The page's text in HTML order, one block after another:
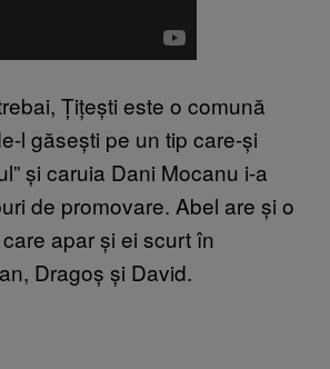
Țițești este o comună
l găsești pe un tip care-și
și caruia Dani Mocanu i-a
de promovare. Abel are și o
apar și ei scurt în
Dragoș și David.